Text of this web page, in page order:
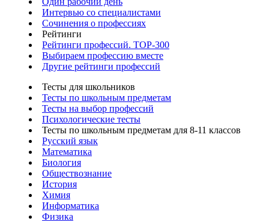
Интервью со специалистами
Сочинения о профессиях
Рейтинги
Рейтинги профессий. TOP-300
Выбираем профессию вместе
Другие рейтинги профессий
Тесты для школьников
Тесты по школьным предметам
Тесты на выбор профессий
Психологические тесты
Тесты по школьным предметам для 8-11 классов
Русский язык
Математика
Биология
Обществознание
История
Химия
Информатика
Физика